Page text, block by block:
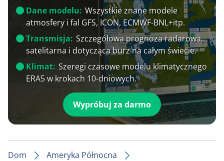
Dane modelu: Wszystkie znane modele
atmosfery i fal GFS, ICON, ECMWF-BNL+itp.
Transmisja: Szczegółowa prognoza radarowa,
satelitarna i dotycząca burz na całym świecie.
Klimat: Szeregi czasowe modelu klimatycznego
ERA5 w krokach 10-dniowych.
Wypróbuj za darmo
Dom
Ameryka Północna